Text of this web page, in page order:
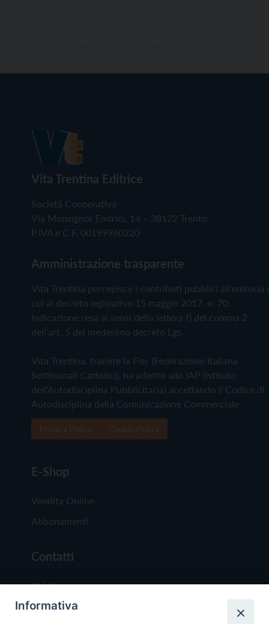
Vita Trentina Editrice
Società Cooperativa
Via Monsignor Endrici, 14 – 38122 Trento
P.IVA e C.F. 00199960220
Amministrazione trasparente
Vita Trentina percepisce i contributi pubblici all'editoria
cui al decreto legislativo 15 maggio 2017, n. 70.
Indicazione resa ai sensi della lettera f) del comma 2
dell'art. 5 del medesimo decreto Lgs.
Vita Trentina, tramite la Fisc (Federazione Italiana
Settimanali Cattolici), ha aderito allo IAP (Istituto
dell'Autodisciplina Pubblicitaria) accettando il Codice di
Autodisciplina della Comunicazione Commerciale
E-Shop
Vendita Online
Abbonamenti
Contatti
Chi Siamo
Redazione
Informativa